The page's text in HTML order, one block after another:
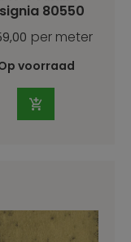
80550
per meter
voorraad